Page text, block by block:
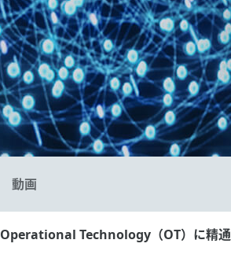
動画
Operational Technology（OT）に精通